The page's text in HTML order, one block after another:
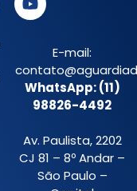
E-mail:
WhatsApp: (11)
98826-4492
Av. Paulista, 2202
CJ 81 – 8º Andar –
São Paulo –